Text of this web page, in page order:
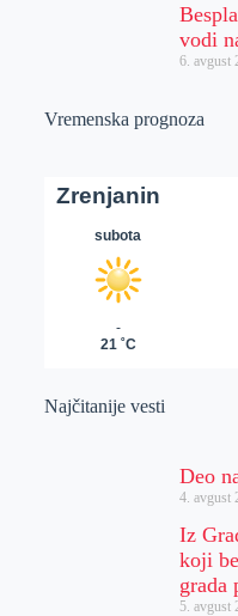
vodi
6. avgust
Vremenska prognoza
Najčitanije vesti
Deo
4. avgust
Iz
koji
grada
5. avgust